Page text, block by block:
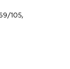
105,